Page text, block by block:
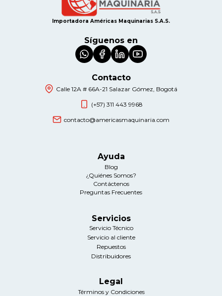
Importadora Américas Maquinarias S.A.S.
Síguenos en
Contacto
Calle 12A # 66A-21 Salazar Gómez, Bogotá
(+57) 311 443 9968
contacto@americasmaquinaria.com
Ayuda
Blog
¿Quiénes Somos?
Contáctenos
Preguntas Frecuentes
Servicios
Servicio Técnico
Servicio al cliente
Repuestos
Distribuidores
Legal
Términos y Condiciones